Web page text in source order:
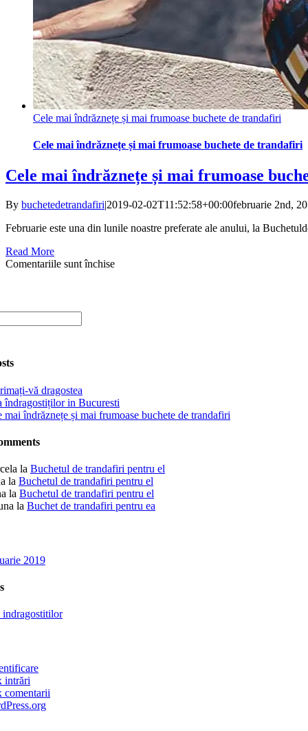
Cele mai îndrăznețe și mai frumoase buchete de trandafiri
Cele mai îndrăznețe și mai frumoase buchete de trandafiri
Cele mai îndrăznețe și mai frumoase
By buchetedetrandafiri|2019-02-02T11:52:58+00:00februarie 2nd,
Februarie este una din lunile noastre preferate ale anului, la
Read More
Comentariile sunt închisepentru
vă dragostea
îndragostiților in Bucuresti
mai îndrăznețe și mai frumoase buchete de trandafiri
la Buchetul de trandafiri pentru el
la Buchetul de trandafiri pentru el
la Buchetul de trandafiri pentru el
la Buchet de trandafiri pentru ea
2019
indragostitilor
intrări
comentarii